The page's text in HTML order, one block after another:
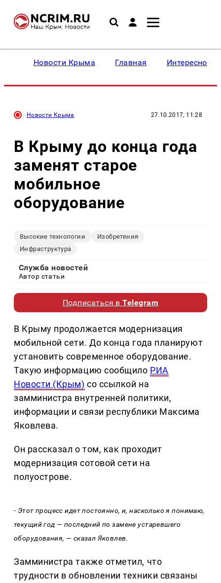
Новости Крыма Главная Интересное
Новости Крыма 27.10.2017, 11:28
В Крыму до конца года
заменят старое
мобильное
оборудование
Высокие технологии
Изобретения
Инфраструктура
Служба новостей
Автор статьи
Подписаться вTelegram
В Крыму продолжается модернизация
мобильной сети. До конца года планируют
установить современное оборудование.
Такую информацию сообщило РИА
Новости (Крым) со ссылкой на
замминистра внутренней политики,
информации и связи республики Максима
Яковлева.
Он рассказал о том, как проходит
модернизация сотовой сети на
полуострове.
- Этот процесс идет постоянно, и, насколько я понимаю,
текущий год — последний по замене устаревшего
оборудования, — сказал Яковлев.
Замминистра также отметил, что
трудности в обновлении техники связаны